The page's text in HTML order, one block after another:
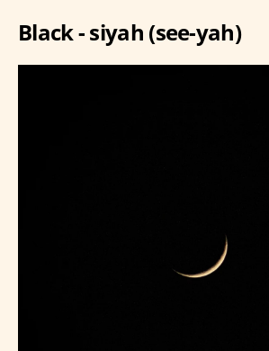
Black - siyah (see-yah)